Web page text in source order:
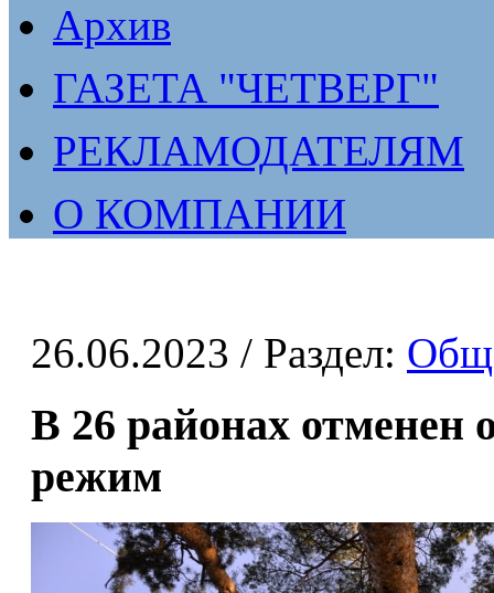
Архив
ГАЗЕТА "ЧЕТВЕРГ"
РЕКЛАМОДАТЕЛЯМ
О КОМПАНИИ
26.06.2023 / Раздел:
В 26 районах
режим